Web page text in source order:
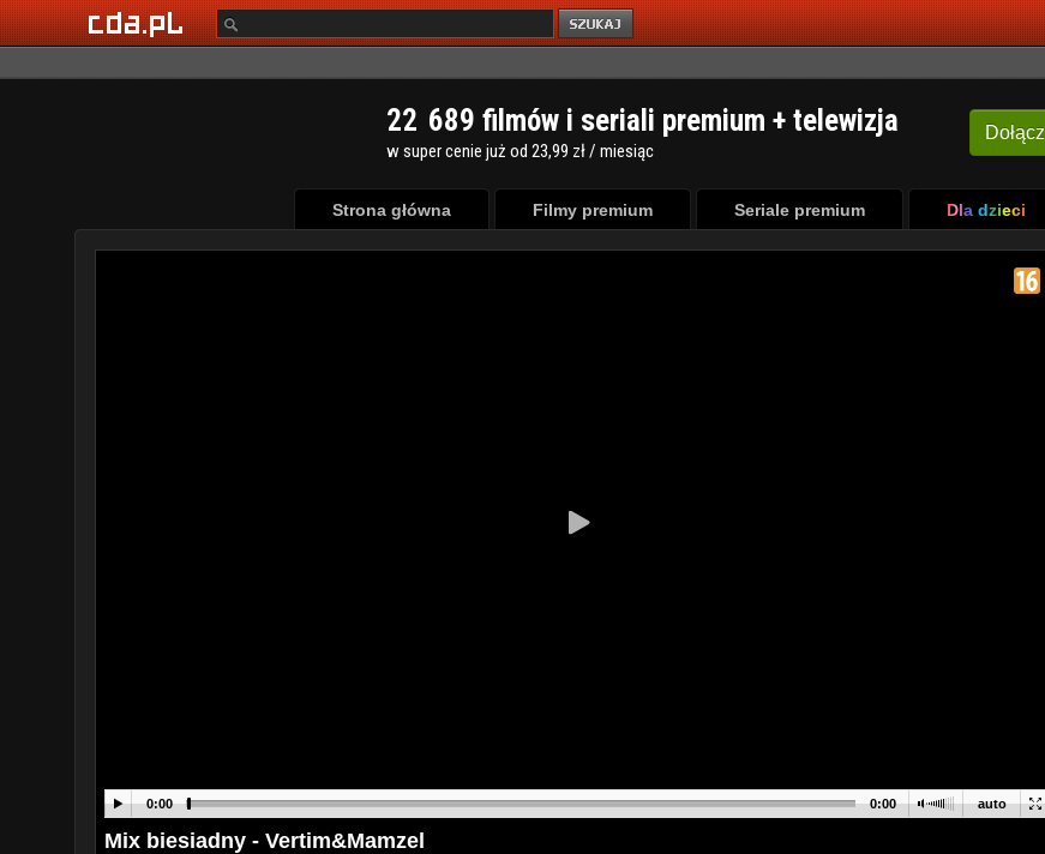
Dołącz
22 689 filmów i seriali premium + telewizja
w super cenie już od 23,99 zł / miesiąc
Strona główna Filmy premium Seriale premium Dla dzieci
auto
0:00 0:00
Mix biesiadny - Vertim&Mamzel